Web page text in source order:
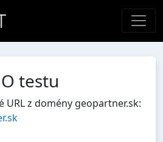
testu
URL z domény geopartner.sk: